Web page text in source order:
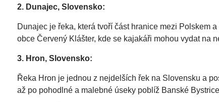
2. Dunajec, Slovensko:
Dunajec je řeka, která tvoří část hranice mezi Polskem
obce Červený Klášter, kde se kajakáři mohou vydat na
3. Hron, Slovensko:
Řeka Hron je jednou z nejdelších řek na Slovensku a
až po pohodlné a malebné úseky poblíž Banské